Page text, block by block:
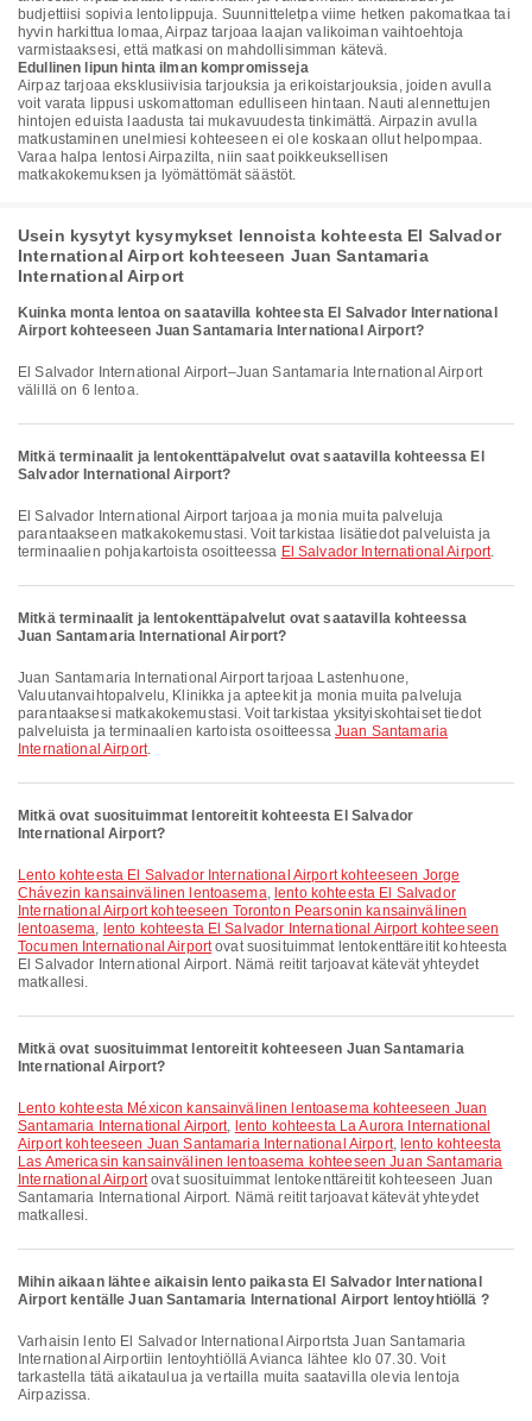
budjettiisi sopivia lentolippuja. Suunnitteletpa viime hetken pakomatkaa tai
hyvin harkittua lomaa, Airpaz tarjoaa laajan valikoiman vaihtoehtoja
varmistaaksesi, että matkasi on mahdollisimman kätevä.
Edullinen lipun hinta ilman kompromisseja
Airpaz tarjoaa eksklusiivisia tarjouksia ja erikoistarjouksia, joiden avulla
voit varata lippusi uskomattoman edulliseen hintaan. Nauti alennettujen
hintojen eduista laadusta tai mukavuudesta tinkimättä. Airpazin avulla
matkustaminen unelmiesi kohteeseen ei ole koskaan ollut helpompaa.
Varaa halpa lentosi Airpazilta, niin saat poikkeuksellisen
matkakokemuksen ja lyömättömät säästöt.
Usein kysytyt kysymykset lennoista kohteesta El Salvador
International Airport kohteeseen Juan Santamaria
International Airport
Kuinka monta lentoa on saatavilla kohteesta El Salvador International
Airport kohteeseen Juan Santamaria International Airport?
El Salvador International Airport–Juan Santamaria International Airport
välillä on 6 lentoa.
Mitkä terminaalit ja lentokenttäpalvelut ovat saatavilla kohteessa El
Salvador International Airport?
El Salvador International Airport tarjoaa ja monia muita palveluja
parantaakseen matkakokemustasi. Voit tarkistaa lisätiedot palveluista ja
terminaalien pohjakartoista osoitteessa El Salvador International Airport.
Mitkä terminaalit ja lentokenttäpalvelut ovat saatavilla kohteessa
Juan Santamaria International Airport?
Juan Santamaria International Airport tarjoaa Lastenhuone,
Valuutanvaihtopalvelu, Klinikka ja apteekit ja monia muita palveluja
parantaaksesi matkakokemustasi. Voit tarkistaa yksityiskohtaiset tiedot
palveluista ja terminaalien kartoista osoitteessaJuan Santamaria
International Airport.
Mitkä ovat suosituimmat lentoreitit kohteesta El Salvador
International Airport?
lento kohteesta El Salvador International Airport kohteeseen Jorge
Chávezin kansainvälinen lentoasema, lento kohteesta El Salvador
International Airport kohteeseen Toronton Pearsonin kansainvälinen
lentoasema, lento kohteesta El Salvador International Airport kohteeseen
Tocumen International Airportovat suosituimmat lentokenttäreitit kohteesta
El Salvador International Airport. Nämä reitit tarjoavat kätevät yhteydet
matkallesi.
Mitkä ovat suosituimmat lentoreitit kohteeseen Juan Santamaria
International Airport?
lento kohteesta Méxicon kansainvälinen lentoasema kohteeseen Juan
Santamaria International Airport, lento kohteesta La Aurora International
Airport kohteeseen Juan Santamaria International Airport, lento kohteesta
Las Americasin kansainvälinen lentoasema kohteeseen Juan Santamaria
International Airportovat suosituimmat lentokenttäreitit kohteeseen Juan
Santamaria International Airport. Nämä reitit tarjoavat kätevät yhteydet
matkallesi.
Mihin aikaan lähtee aikaisin lento paikasta El Salvador International
Airport kentälle Juan Santamaria International Airport lentoyhtiöllä ?
Varhaisin lento El Salvador International Airportsta Juan Santamaria
International Airportiin lentoyhtiöllä Avianca lähtee klo 07.30. Voit
tarkastella tätä aikataulua ja vertailla muita saatavilla olevia lentoja
Airpazissa.